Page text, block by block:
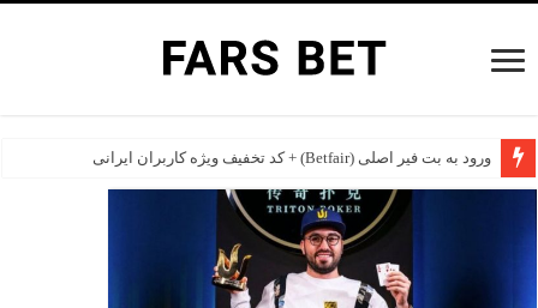
ورود به بت فیر اصلی (Betfair) + کد تخفیف ویژه کاربران ایرانی
بهترین سایت های شرط بندی خارجی برای ایرانی ها در سال 2026